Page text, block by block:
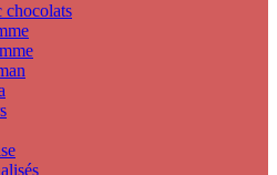
chocolats